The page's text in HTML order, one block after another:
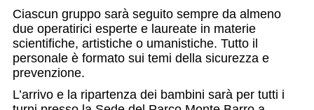
Ciascun gruppo sarà seguito sempre da almeno
due operatirici esperte e laureate in materie
scientifiche, artistiche o umanistiche. Tutto il
personale è formato sui temi della sicurezza e
prevenzione.
L’arrivo e la ripartenza dei bambini sarà per tutti i